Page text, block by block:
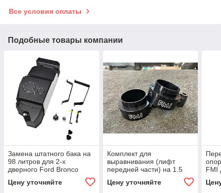
Все условия оплаты
Подобные товары компании
Замена штатного бака на
98 литров для 2-х
дверного Ford Bronco
2021+ Форд бронко
Цену уточняйте
Комплект для
выравнивания (лифт
передней части) на 1.5
2021-2024
Цену уточняйте
FMI